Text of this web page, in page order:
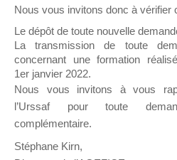
sur lequel il est possible de
ou poser une question.
NB : Il est nécessaire d’être
pouvoir rejoindre ce groupe
Nous vous invitons donc à vérifier
Le dépôt de toute nouvelle
La transmission de toute
concernant une formation
1er janvier 2022.
Nous vous invitons à vous
l’Urssaf pour toute
complémentaire.
Stéphane Kirn,